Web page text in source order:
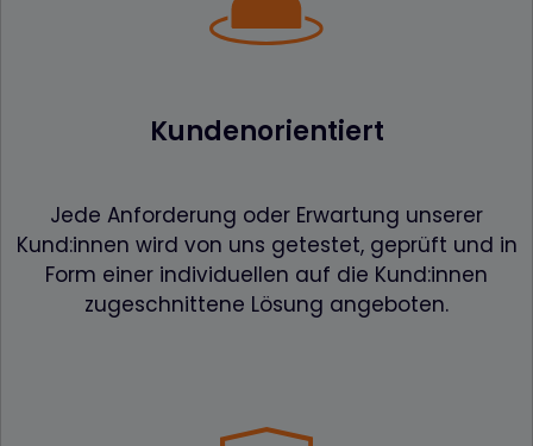
Kundenorientiert
Jede Anforderung oder Erwartung unserer
Kund:innen wird von uns getestet, geprüft und in
Form einer individuellen auf die Kund:innen
zugeschnittene Lösung angeboten.